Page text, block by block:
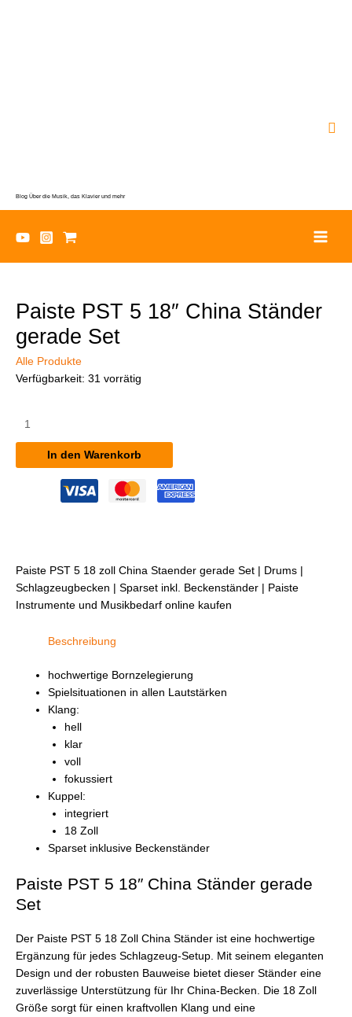
Blog Über die Musik, das Klavier und mehr
Paiste PST 5 18″ China Ständer
gerade Set
Alle Produkte
Verfügbarkeit: 31 vorrätig
PST
18"
In den Warenkorb
Paiste PST 5 18 zoll China Staender gerade Set | Drums |
Schlagzeugbecken | Sparset inkl. Beckenständer | Paiste
Instrumente und Musikbedarf online kaufen
Beschreibung
hochwertige Bornzelegierung
Spielsituationen in allen Lautstärken
Klang:
hell
klar
voll
fokussiert
Kuppel:
integriert
18 Zoll
Sparset inklusive Beckenständer
Paiste PST 5 18″ China Ständer gerade
Set
Der Paiste PST 5 18 Zoll China Ständer ist eine hochwertige
Ergänzung für jedes Schlagzeug-Setup. Mit seinem eleganten
Design und der robusten Bauweise bietet dieser Ständer eine
zuverlässige Unterstützung für Ihr China-Becken. Die 18 Zoll
Größe sorgt für einen kraftvollen Klang und eine